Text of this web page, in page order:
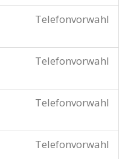
Telefonvorwahl
Telefonvorwahl
Telefonvorwahl
Telefonvorwahl